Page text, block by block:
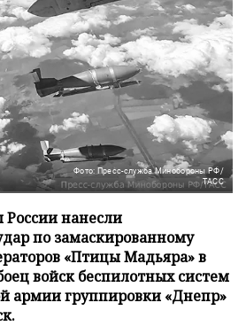
Фото: Пресс-служба Минобороны РФ/
ТАСС
нанесли
по замаскированному
«Птицы Мадьяра» в
войск беспилотных систем
армии группировки «Днепр»